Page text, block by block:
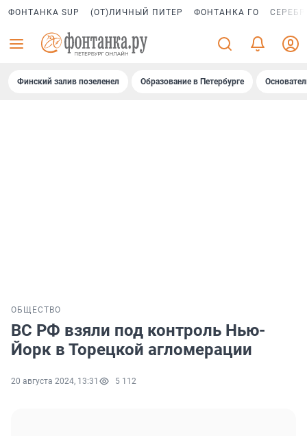
ФОНТАНКА SUP (ОТ)ЛИЧНЫЙ ПИТЕР ФОНТАНКА ГО
Финский залив позеленел Образование в Петербурге
ОБЩЕСТВО
ВС РФ взяли под контроль Нью-
Йорк в Торецкой агломерации
20 августа 2024, 13:31 5 112